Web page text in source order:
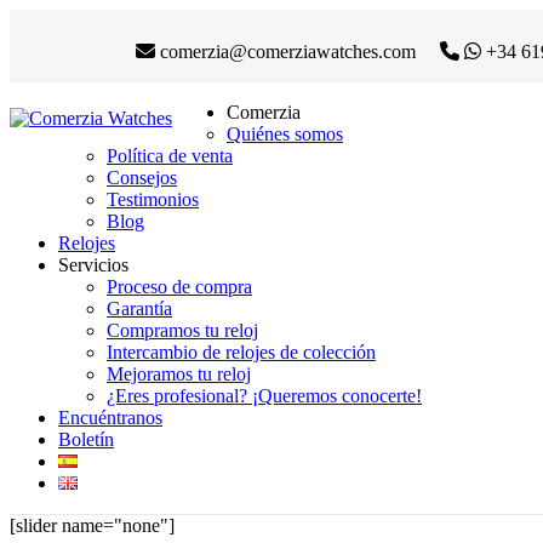
comerzia@comerziawatches.com +34
Comerzia
Quiénes somos
Política de venta
Consejos
Testimonios
Blog
Relojes
Servicios
Proceso de compra
Garantía
Compramos tu reloj
Intercambio de relojes de colección
Mejoramos tu reloj
¿Eres profesional? ¡Queremos conocerte!
Encuéntranos
Boletín
[slider name="none"]